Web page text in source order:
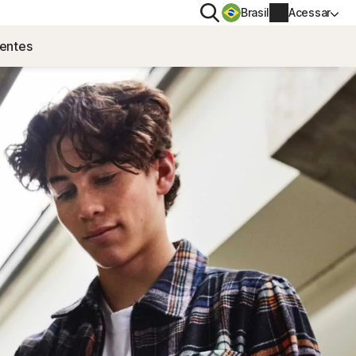
Norton Identity Advisor Plus​
Norton Utilities Ultimate
spyware
Pesquisar
Brasil Acessar
Informações da conta
Informações de cobrança
Renovar
Histórico do pedido
Insira seu Código de produto